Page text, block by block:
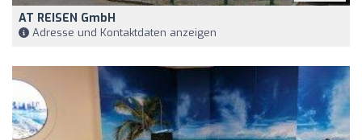
AT REISEN GmbH
Adresse und Kontaktdaten anzeigen